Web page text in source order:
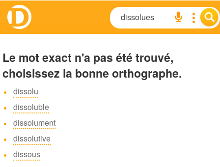
Le mot exact n'a pas été trouvé,
choisissez la bonne orthographe.
dissolu
dissoluble
dissolument
dissolutive
dissous